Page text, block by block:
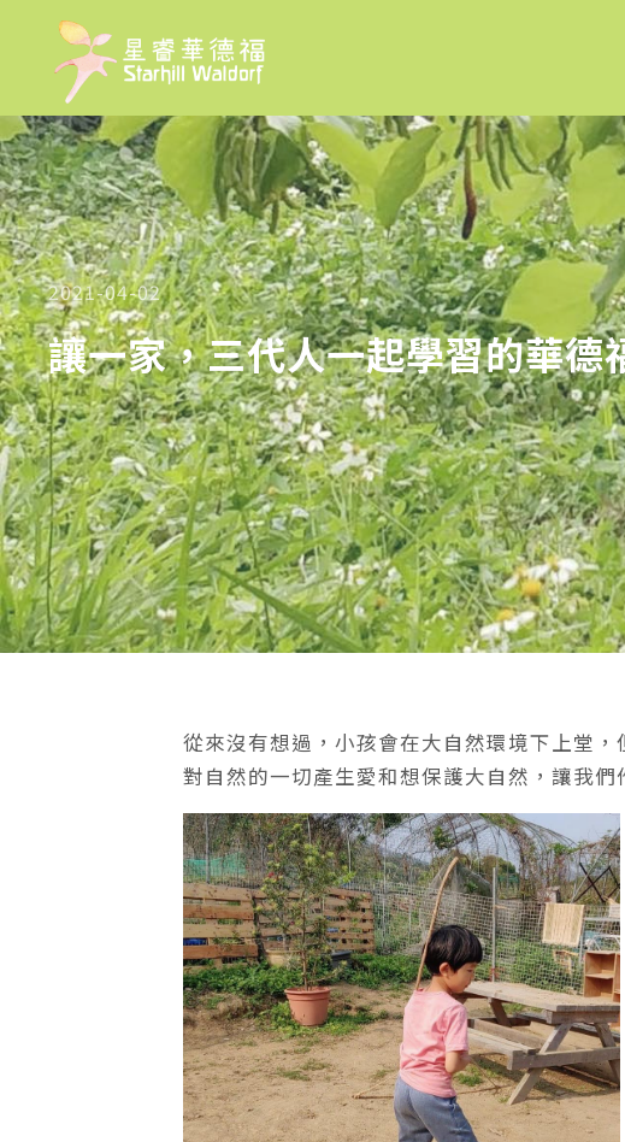
2021-04-02
讓一家，三代人一起學習的華德
從來沒有想過，小孩會在大自然環境下上堂
對自然的一切產生愛和想保護大自然，讓我